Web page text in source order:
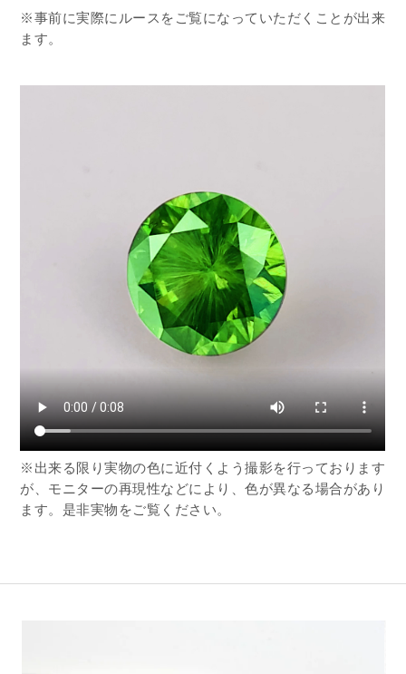
※事前に実際にルースをご覧になっていただくことが出来
ます。
※出来る限り実物の色に近付くよう撮影を行っております
が、モニターの再現性などにより、色が異なる場合があり
ます。是非実物をご覧ください。